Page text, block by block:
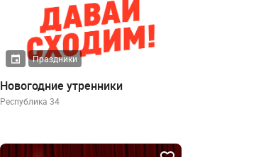
Праздники
Новогодние утренники
Республика 34